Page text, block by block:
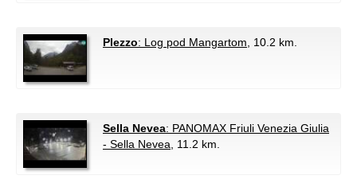
Plezzo: Log pod Mangartom , 10.2 km.
Sella Nevea: PANOMAX Friuli Venezia Giulia
- Sella Nevea , 11.2 km.